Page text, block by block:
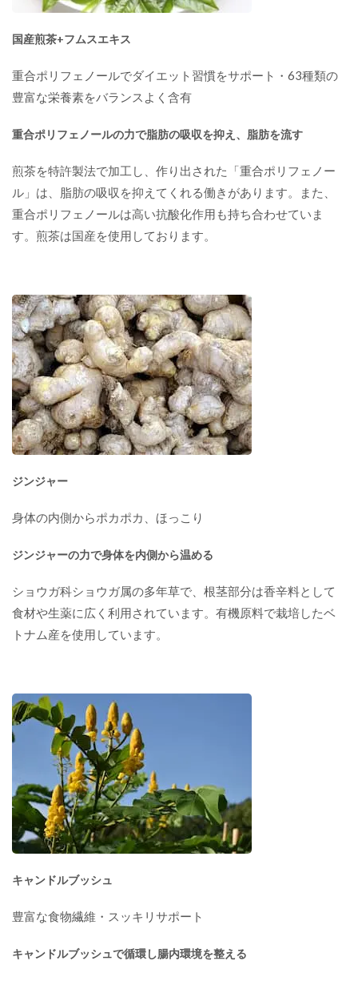
国産煎茶+フムスエキス
重合ポリフェノールでダイエット習慣をサポート・63種類の
豊富な栄養素をバランスよく含有
重合ポリフェノールの力で脂肪の吸収を抑え、脂肪を流す
煎茶を特許製法で加工し、作り出された「重合ポリフェノー
ル」は、脂肪の吸収を抑えてくれる働きがあります。また、
重合ポリフェノールは高い抗酸化作用も持ち合わせていま
す。煎茶は国産を使用しております。
ジンジャー
身体の内側からポカポカ、ほっこり
ジンジャーの力で身体を内側から温める
ショウガ科ショウガ属の多年草で、根茎部分は香辛料として
食材や生薬に広く利用されています。有機原料で栽培したベ
トナム産を使用しています。
キャンドルブッシュ
豊富な食物繊維・スッキリサポート
キャンドルブッシュで循環し腸内環境を整える